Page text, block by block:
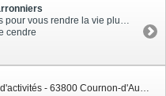
cendre
24 route du cendre Zone d'activités - 63800 Cournon-d'Auvergne